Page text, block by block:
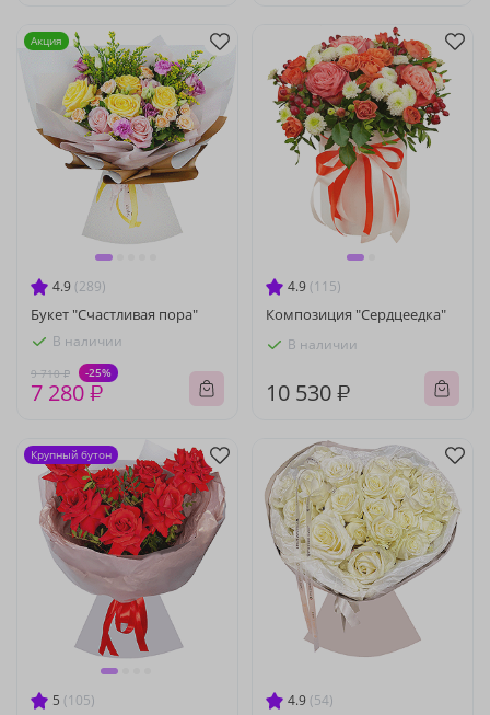
4.9 (289)
Букет "Счастливая пора"
В наличии
9 710 ₽ -25%
7 280 ₽
Акция
4.9 (115)
Композиция "Сердцеедка"
В наличии
10 530 ₽
5 (105)
Крупный бутон
4.9 (54)